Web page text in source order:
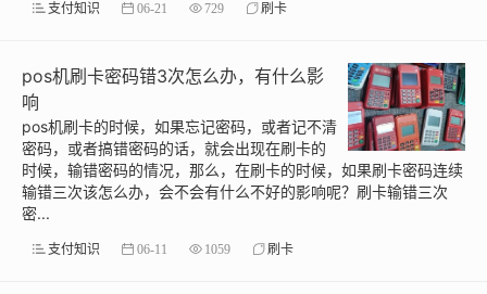
支付知识 06-21 729 刷卡
pos机刷卡密码错3次怎么办，有什么影
响
pos机刷卡的时候，如果忘记密码，或者记不清
密码，或者搞错密码的话，就会出现在刷卡的
时候，输错密码的情况，那么，在刷卡的时候，如果刷卡密码连续
输错三次该怎么办，会不会有什么不好的影响呢？刷卡输错三次
密...
支付知识 06-11 1059 刷卡